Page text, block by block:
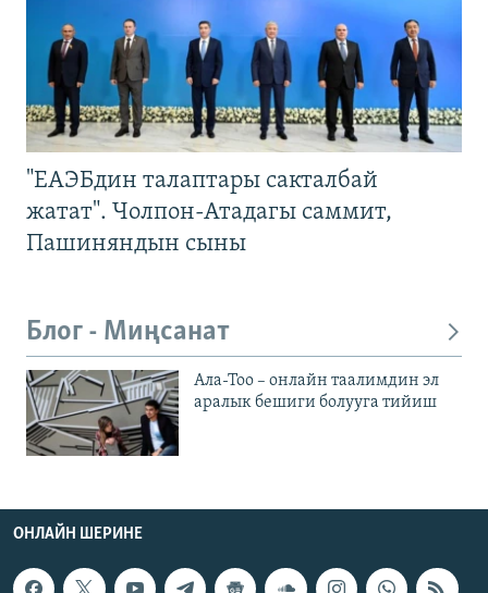
"ЕАЭБдин талаптары сакталбай
жатат". Чолпон-Атадагы саммит,
Пашиняндын сыны
Блог - Миңсанат
Ала-Тоо – онлайн таалимдин эл
аралык бешиги болууга тийиш
ОНЛАЙН ШЕРИНЕ